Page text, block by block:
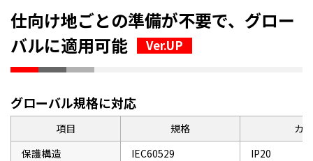
仕向け地ごとの準備が不要で、グロー
バルに適用可能
Ver.UP
グローバル規格に対応
項目 規格
カ
保護構造
IEC60529 IP20